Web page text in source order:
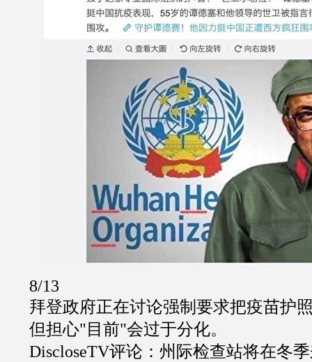
8/13
拜登政府正在讨论强制要求把疫苗护
但担心" 目前"会过于分化。
DiscloseTV评论：州际检查站将在冬